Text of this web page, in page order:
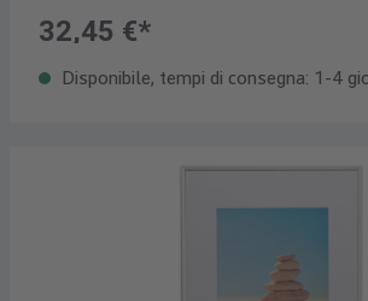
32,45 €*
Disponibile, tempi di consegna: 1-4